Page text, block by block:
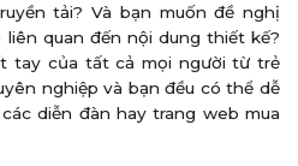
tải? Và bạn muốn đề nghị
quan đến nội dung thiết kế?
tay của tất cả mọi người từ trẻ
nghiệp và bạn đều có thể dễ
diễn đàn hay trang web mua